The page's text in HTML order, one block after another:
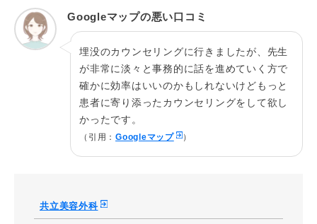
施術院 立川院
全切開・ミニ切開(部分切開)
まぶたの脂肪を除去し、ぱっちりとした二重を実
現
両目 ¥275,000～両目¥550,000
1週間程度の痛みや熱感、1～2週間程度の腫れや
施術院 広島院
Googleマップの悪い口コミ
埋没のカウンセリングに行きましたが、先生
が非常に淡々と事務的に話を進めていく方で
確かに効率はいいのかもしれないけどもっと
患者に寄り添ったカウンセリングをして欲し
かったです。
（引用： Googleマップ ）
共立美容外科